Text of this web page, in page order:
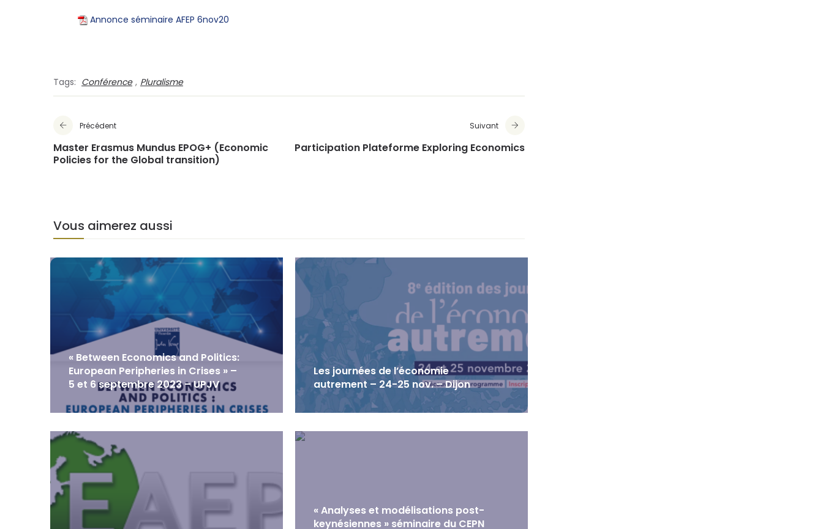
Annonce séminaire AFEP 6nov20
Tags: Conférence , Pluralisme
Précédent
Master Erasmus Mundus EPOG+ (Economic
Policies for the Global transition)
Suivant
Participation Plateforme Exploring Economics
Vous aimerez aussi
« Between Economics and Politics:
European Peripheries in Crises » –
5 et 6 septembre 2023 – UPJV
Les journées de l’économie
autrement – 24-25 nov. – Dijon
« Analyses et modélisations post-
keynésiennes » séminaire du CEPN